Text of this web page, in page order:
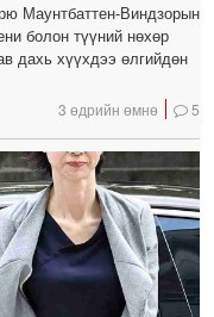
Маунтбаттен-Виндзорын
болон түүний нөхөр
дахь хүүхдээ өлгийдөн
3 өдрийн өмнө 5